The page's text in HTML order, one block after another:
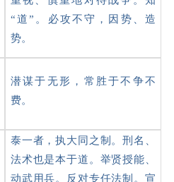
“道”。必攻不守，因势、造
势。
潜谋于无形，常胜于不争不
费。
泰一者，执大同之制。刑名、
法术也是本于道。举贤授能、
动武用兵。反对专任法制。宣